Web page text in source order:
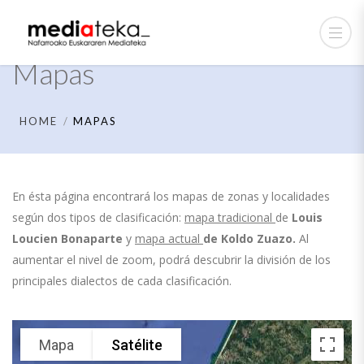
Mapas
HOME MAPAS
En ésta página encontrará los mapas de zonas y localidades
según dos tipos de clasificación: mapa tradicional de Louis
Loucien Bonaparte y mapa actual de Koldo Zuazo. Al
aumentar el nivel de zoom, podrá descubrir la división de los
principales dialectos de cada clasificación.
Mapa Satélite